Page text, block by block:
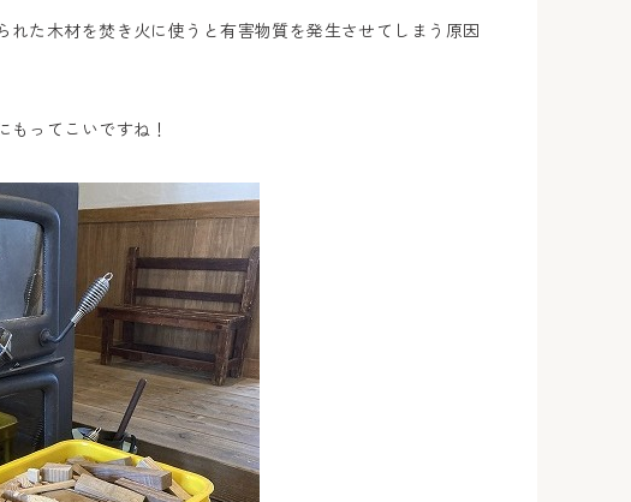
れた木材を焚き火に使うと有害物質を発生させてしまう原因
もってこいですね！